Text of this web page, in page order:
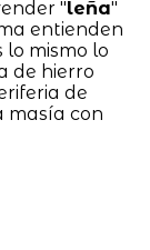
"leña"
entienden
mismo lo
de hierro
de
masía con